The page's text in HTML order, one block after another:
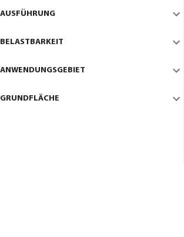
AUSFÜHRUNG
BELASTBARKEIT
ANWENDUNGSGEBIET
GRUNDFLÄCHE